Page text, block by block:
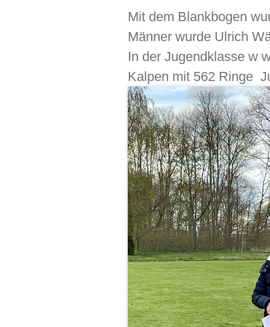
Mit dem Blankbogen
Männer wurde Ulrich
In der Jugendklasse w
Kalpen mit 562 Ringe